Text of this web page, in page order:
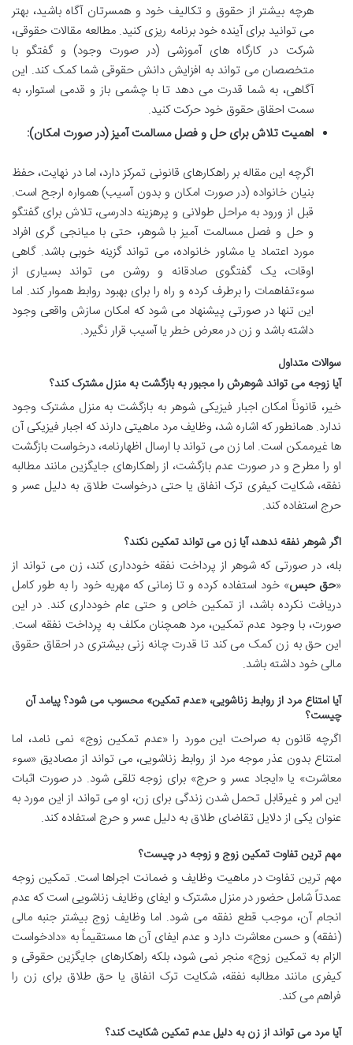
هرچه بیشتر از حقوق و تکالیف خود و همسرتان آگاه باشید، بهتر
می توانید برای آینده خود برنامه ریزی کنید. مطالعه مقالات حقوقی،
شرکت در کارگاه های آموزشی (در صورت وجود) و گفتگو با
متخصصان می تواند به افزایش دانش حقوقی شما کمک کند. این
آگاهی، به شما قدرت می دهد تا با چشمی باز و قدمی استوار، به
سمت احقاق حقوق خود حرکت کنید.
اهمیت تلاش برای حل و فصل مسالمت آمیز (در صورت امکان):
اگرچه این مقاله بر راهکارهای قانونی تمرکز دارد، اما در نهایت، حفظ
بنیان خانواده (در صورت امکان و بدون آسیب) همواره ارجح است.
قبل از ورود به مراحل طولانی و پرهزینه دادرسی، تلاش برای گفتگو
و حل و فصل مسالمت آمیز با شوهر، حتی با میانجی گری افراد
مورد اعتماد یا مشاور خانواده، می تواند گزینه خوبی باشد. گاهی
اوقات، یک گفتگوی صادقانه و روشن می تواند بسیاری از
سوءتفاهمات را برطرف کرده و راه را برای بهبود روابط هموار کند. اما
این تنها در صورتی پیشنهاد می شود که امکان سازش واقعی وجود
داشته باشد و زن در معرض خطر یا آسیب قرار نگیرد.
سوالات متداول
آیا زوجه می تواند شوهرش را مجبور به بازگشت به منزل مشترک کند؟
خیر، قانوناً امکان اجبار فیزیکی شوهر به بازگشت به منزل مشترک وجود
ندارد. همانطور که اشاره شد، وظایف مرد ماهیتی دارند که اجبار فیزیکی آن
ها غیرممکن است. اما زن می تواند با ارسال اظهارنامه، درخواست بازگشت
او را مطرح و در صورت عدم بازگشت، از راهکارهای جایگزین مانند مطالبه
نفقه، شکایت کیفری ترک انفاق یا حتی درخواست طلاق به دلیل عسر و
حرج استفاده کند.
اگر شوهر نفقه ندهد، آیا زن می تواند تمکین نکند؟
بله، در صورتی که شوهر از پرداخت نفقه خودداری کند، زن می تواند از
«حق حبس» خود استفاده کرده و تا زمانی که مهریه خود را به طور کامل
دریافت نکرده باشد، از تمکین خاص و حتی عام خودداری کند. در این
صورت، با وجود عدم تمکین، مرد همچنان مکلف به پرداخت نفقه است.
این حق به زن کمک می کند تا قدرت چانه زنی بیشتری در احقاق حقوق
مالی خود داشته باشد.
آیا امتناع مرد از روابط زناشویی، «عدم تمکین» محسوب می شود؟ پیامد آن
چیست؟
اگرچه قانون به صراحت این مورد را «عدم تمکین زوج» نمی نامد، اما
امتناع بدون عذر موجه مرد از روابط زناشویی، می تواند از مصادیق «سوء
معاشرت» یا «ایجاد عسر و حرج» برای زوجه تلقی شود. در صورت اثبات
این امر و غیرقابل تحمل شدن زندگی برای زن، او می تواند از این مورد به
عنوان یکی از دلایل تقاضای طلاق به دلیل عسر و حرج استفاده کند.
مهم ترین تفاوت تمکین زوج و زوجه در چیست؟
مهم ترین تفاوت در ماهیت وظایف و ضمانت اجراها است. تمکین زوجه
عمدتاً شامل حضور در منزل مشترک و ایفای وظایف زناشویی است که عدم
انجام آن، موجب قطع نفقه می شود. اما وظایف زوج بیشتر جنبه مالی
(نفقه) و حسن معاشرت دارد و عدم ایفای آن ها مستقیماً به «دادخواست
الزام به تمکین زوج» منجر نمی شود، بلکه راهکارهای جایگزین حقوقی و
کیفری مانند مطالبه نفقه، شکایت ترک انفاق یا حق طلاق برای زن را
فراهم می کند.
آیا مرد می تواند از زن به دلیل عدم تمکین شکایت کند؟